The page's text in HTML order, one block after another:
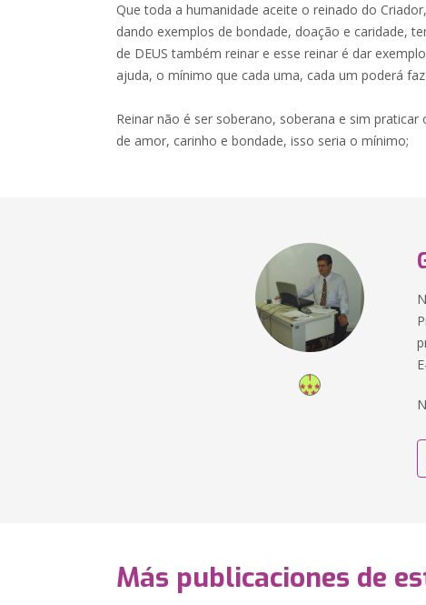
Que toda a humanidade aceite o reinado do
dando exemplos de bondade, doação e caridade,
de DEUS também reinar e esse reinar é dar
ajuda, o mínimo que cada uma, cada um poderá
Reinar não é ser soberano, soberana e sim praticar
de amor, carinho e bondade, isso seria o mínimo;
Más publicaciones de